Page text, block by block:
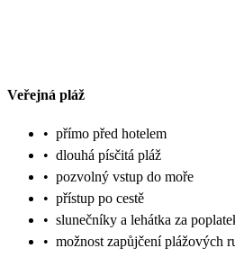
Veřejná pláž
• přímo před hotelem
• dlouhá písčitá pláž
• pozvolný vstup do moře
• přístup po cestě
• slunečníky a lehátka za
• možnost zapůjčení plážových